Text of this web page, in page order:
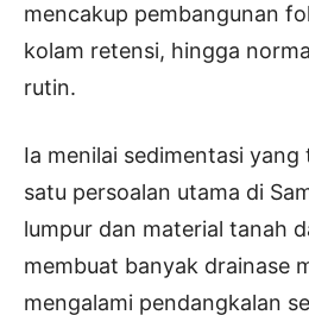
mencakup pembangunan
kolam retensi, hingga
rutin.
Ia menilai sedimentasi
satu persoalan utama di
lumpur dan material tanah
membuat banyak drainase
mengalami pendangkalan